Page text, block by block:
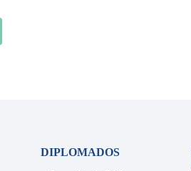
DIPLOMADOS